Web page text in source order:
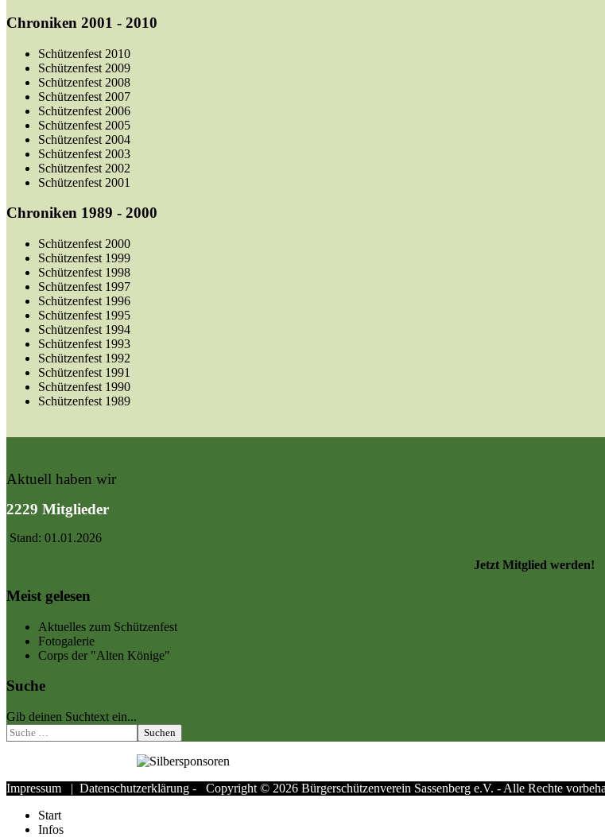
Chroniken 2001 - 2010
Schützenfest 2010
Schützenfest 2009
Schützenfest 2008
Schützenfest 2007
Schützenfest 2006
Schützenfest 2005
Schützenfest 2004
Schützenfest 2003
Schützenfest 2002
Schützenfest 2001
Chroniken 1989 - 2000
Schützenfest 2000
Schützenfest 1999
Schützenfest 1998
Schützenfest 1997
Schützenfest 1996
Schützenfest 1995
Schützenfest 1994
Schützenfest 1993
Schützenfest 1992
Schützenfest 1991
Schützenfest 1990
Schützenfest 1989
Aktuell haben wir
2229 Mitglieder
Stand: 01.01.2026
Jetzt Mitglied werden!
Meist gelesen
Aktuelles zum Schützenfest
Fotogalerie
Corps der "Alten Könige"
Suche
Gib deinen Suchtext ein...
Suchen
Impressum | Datenschutzerklärung - Copyright © 2026 Bürgerschützenverein Sassenberg e.V. - Alle Rechte
Start
Infos